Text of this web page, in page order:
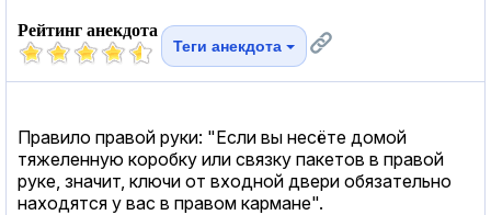
Рейтинг анекдота
Теги анекдота
Правило правой руки: "Если вы несёте домой
тяжеленную коробку или связку пакетов в правой
руке, значит, ключи от входной двери обязательно
находятся у вас в правом кармане".